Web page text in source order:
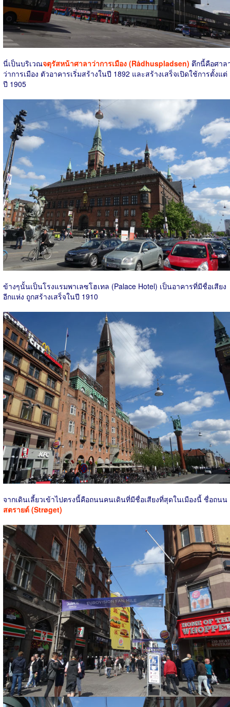
นี่เป็นบริเวณจตุรัสหน้าศาลาว่าการเมือง (Rådhuspladsen) ตึกนี้คือศาล
ว่าการเมือง ตัวอาคารเริ่มสร้างในปี 1892 และสร้างเสร็จเปิดใช้การตั้งแต่
ปี 1905
ข้างๆนั้นเป็นโรงแรมพาเลซโฮเทล (Palace Hotel) เป็นอาคารที่มีชื่อเสียง
อีกแห่ง ถูกสร้างเสร็จในปี 1910
จากเดินเลี้ยวเข้าไปตรงนี้คือถนนคนเดินที่มีชื่อเสียงที่สุดในเมืองนี้ ชื่อถนน
สตรายต์ (Strøget)